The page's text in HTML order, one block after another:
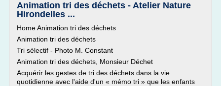
Animation tri des déchets - Atelier Nature
Hirondelles ...
Home Animation tri des déchets
Animation tri des déchets
Tri sélectif - Photo M. Constant
Animation tri des déchets, Monsieur Déchet
Acquérir les gestes de tri des déchets dans la vie
quotidienne avec l'aide d'un « mémo tri » que les enfants